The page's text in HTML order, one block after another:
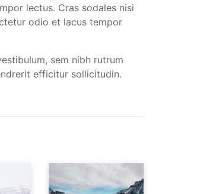
lectus. Cras sodales nisi
odio et lacus tempor
sem nibh rutrum
efficitur sollicitudin.